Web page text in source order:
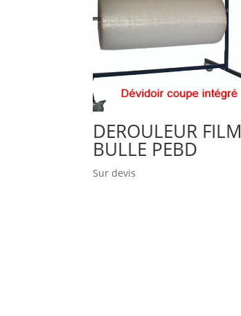
DEROULEUR FILM
BULLE PEBD
Sur devis